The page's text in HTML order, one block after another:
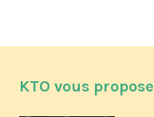
KTO vous propose